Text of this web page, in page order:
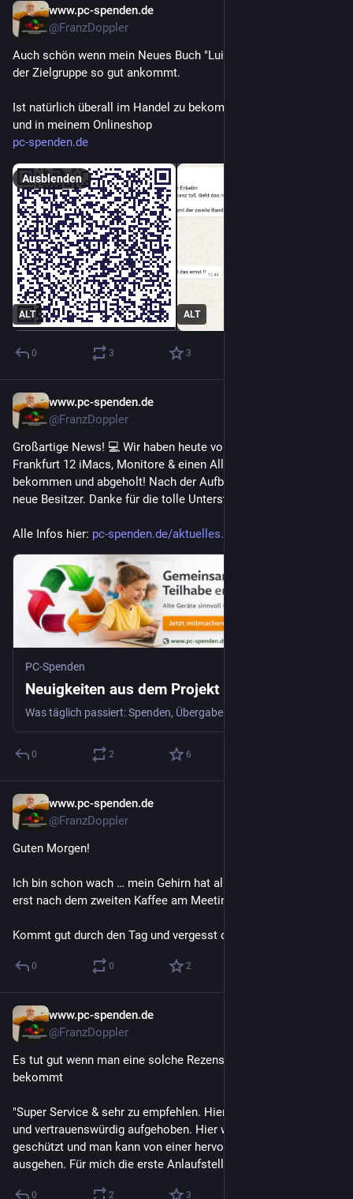
www.pc-spenden.de
@FranzDoppler
Auch schön wenn mein Neues Buch "Luisa der Wirbelwind" bei
der Zielgruppe so gut ankommt.
Ist natürlich überall im Handel zu bekommen, auch als e-Book
und in meinem Onlineshop
pc-spenden.de
ALT ALT
Ausblenden
0 3 3
www.pc-spenden.de
@FranzDoppler
Großartige News! 💻 Wir haben heute vom SAE Institute
Frankfurt 12 iMacs, Monitore & einen All-In-One PC gespendet
bekommen und abgeholt! Nach der Aufbereitung gehts an
neue Besitzer. Danke für die tolle Unterstützung!
Alle Infos hier: pc-spenden.de/aktuelles.php?be
PC-Spenden
Neuigkeiten aus dem Projekt | PC-Spenden
0 2 6
www.pc-spenden.de
@FranzDoppler
Guten Morgen!
Ich bin schon wach … mein Gehirn hat allerdings angekündigt,
erst nach dem zweiten Kaffee am Meeting teilzunehmen. ☕🤣
Kommt gut durch den Tag und vergesst das Lächeln nicht!
0 0 2
www.pc-spenden.de
@FranzDoppler
Es tut gut wenn man eine solche Rezension auf Google
bekommt
"Super Service & sehr zu empfehlen. Hier ist man kompetent
und vertrauenswürdig aufgehoben. Hier werden sensible Daten
geschützt und man kann von einer hervorragenden Arbeit
ausgehen. Für mich die erste Anlaufstelle. Top"
0 2 3